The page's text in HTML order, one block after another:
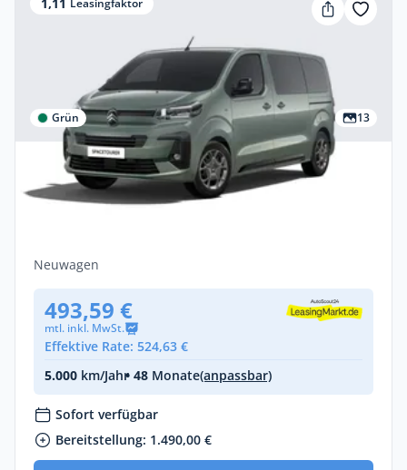
1,11 Leasingfaktor
Grün 13
Privat
Citroën SpaceTourer Plus M Diesel 180
Neuwagen
493,59 €
mtl. inkl. MwSt.
Effektive Rate: 524,63 €
5.000 km/Jahr• 48 Monate(anpassbar)
Sofort verfügbar
Bereitstellung: 1.490,00 €